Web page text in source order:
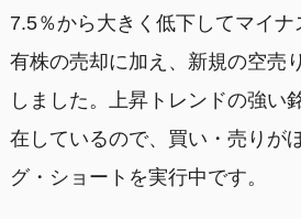
7.5％から大きく低下してマイ
有株の売却に加え、新規の空売
しました。上昇トレンドの強い
在しているので、買い・売りが
グ・ショートを実行中です。